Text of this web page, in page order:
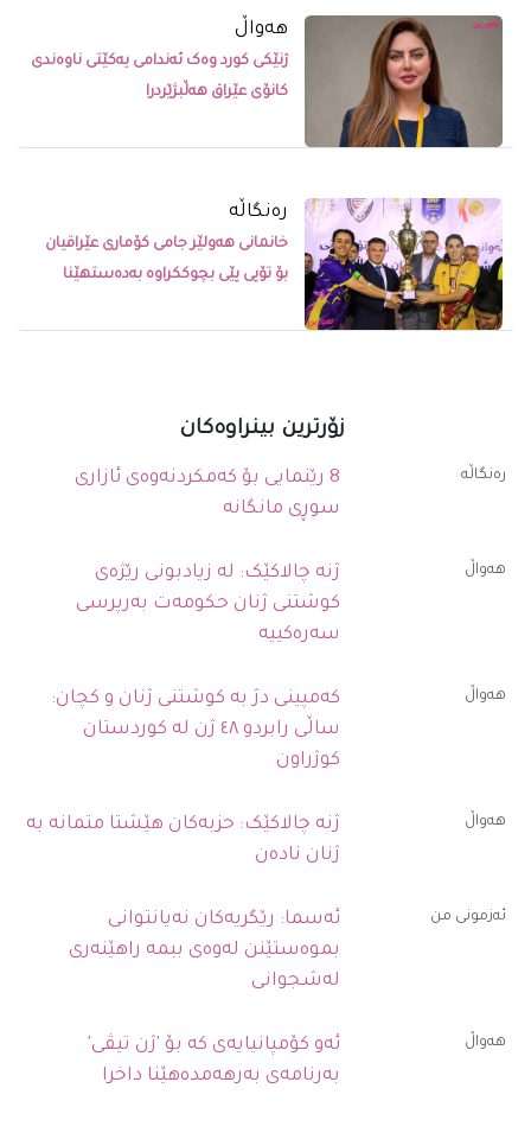
ھەواڵ
ژنێکى کورد وەک ئەندامى یەکێتى ناوەندى
کانۆى عێراق هەڵبژێردرا
رەنگاڵە
خانمانی هەولێر جامی کۆماری عێراقیان
بۆ تۆپی پێی بچوککراوە بەدەستهێنا
زۆرترین بینراوەکان
رەنگاڵە
8 رێنمایی بۆ کەمکردنەوەی ئازاری
سوڕی مانگانە
ھەواڵ
ژنە چالاکێک: لە زیادبونی رێژەی
کوشتنی ژنان حکومەت بەرپرسی
سەرەکییە
ھەواڵ
کەمپینی دژ بە کوشتنی ژنان و کچان:
ساڵی رابردو ٤٨ ژن لە کوردستان
کوژراون
ھەواڵ
ژنە چالاکێک: حزبەکان هێشتا متمانە بە
ژنان نادەن
ئەزمونی من
ئەسما: رێگریەکان نەیانتوانی
بموەستێنن لەوەی ببمە راهێنەری
لەشجوانی
ھەواڵ
ئەو کۆمپانیایەی کە بۆ 'ژن تیڤی'
بەرنامەی بەرهەمدەهێنا داخرا